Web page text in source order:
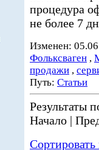
процедура
не более 7
Изменен:
Фольксваген ,
продажи ,
Путь: Статьи
Результаты
Начало |